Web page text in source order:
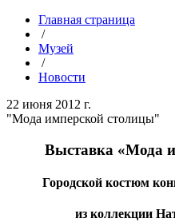
Главная страница
/
Музей
/
Новости
22 июня 2012 г.
"Мода имперской столицы"
Выставка «Мода
Городской костюм
из коллекции